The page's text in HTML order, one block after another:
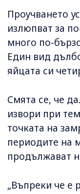
Проучването
излюпват за
много по-
Един вид
яйцата си
Смята се, че
извори при
точката на
периодите на
продължават
„Въпреки че е